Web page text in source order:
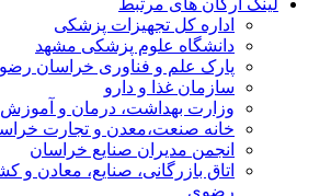
اداره کل تجهیزات پزشکی
دانشگاه علوم پزشکی مشهد
پارک علم و فناوری خراسان
سازمان غذا و دارو
وزارت بهداشت، درمان و
خانه صنعت،معدن و تجارت
انجمن مدیران صنایع خراسان
اتاق بازرگانی، صنایع، معادن
رضوی